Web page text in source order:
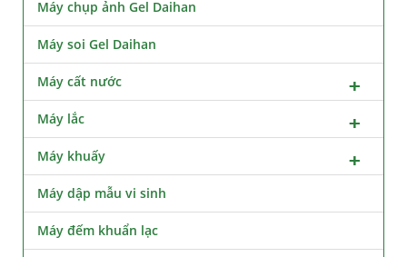
Máy chụp ảnh Gel Daihan
Máy soi Gel Daihan
Máy cất nước
Máy lắc
Máy khuấy
Máy dập mẫu vi sinh
Máy đếm khuẩn lạc